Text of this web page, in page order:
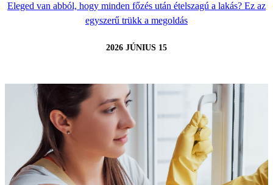
Eleged van abból, hogy minden főzés után ételszagú a lakás? Ez az
egyszerű trükk a megoldás
2026 JÚNIUS 15